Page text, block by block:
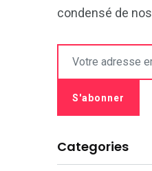
condensé de
Categories